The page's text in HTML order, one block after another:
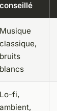
conseillé
Musique
classique,
bruits
blancs
Lo-fi,
ambient,